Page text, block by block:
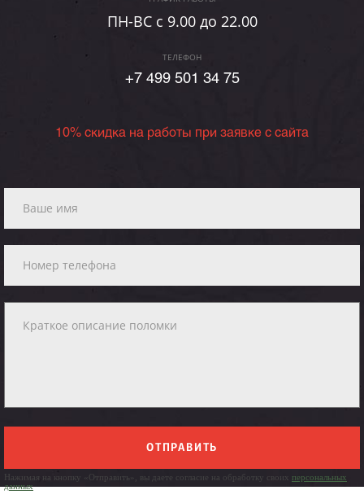
ПН-ВC c 9.00 до 22.00
ТЕЛЕФОН
+7 499 501 34 75
10% скидка на работы при заявке с сайта
ОТПРАВИТЬ
Нажимая на кнопку «Отправить», вы даете согласие на обработку своих персональных
данных